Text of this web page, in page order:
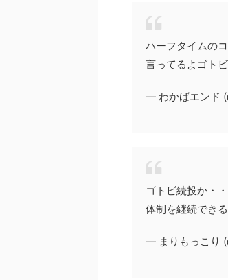
ハーフタイムの
言ってるよゴト
— わかばエンド
ゴトビ続投か・
体制を継続でき
— まりもっこり